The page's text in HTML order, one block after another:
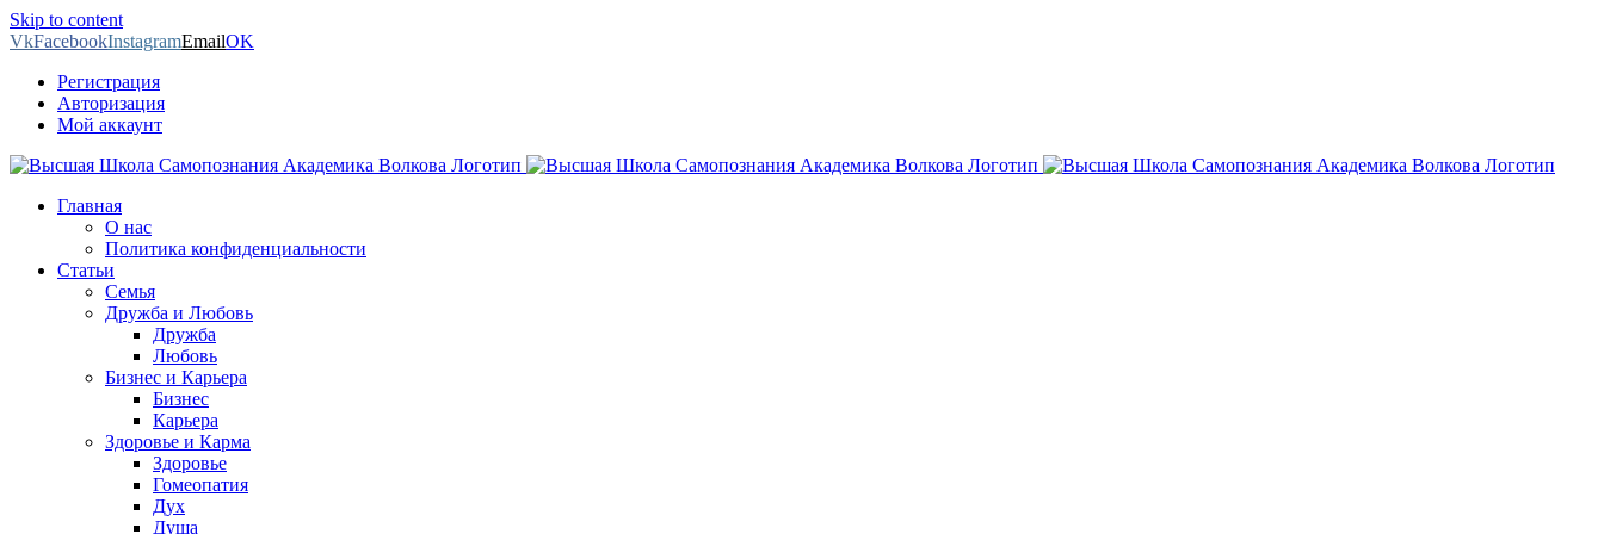
Skip to content
VkFacebookInstagramEmailOK
Регистрация
Авторизация
Мой аккаунт
Главная
О нас
Политика конфиденциальности
Статьи
Семья
Дружба и Любовь
Дружба
Любовь
Бизнес и Карьера
Бизнес
Карьера
Здоровье и Карма
Здоровье
Гомеопатия
Дух
Душа